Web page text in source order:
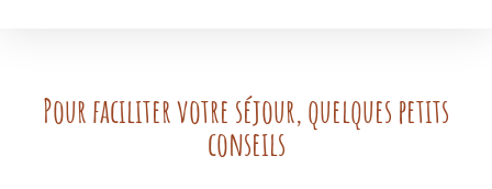
Pour faciliter votre séjour, quelques petits
conseils